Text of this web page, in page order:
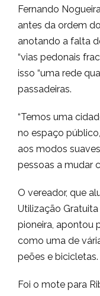
Fernando
antes da ordem
anotando a falta
“vias pedonais
isso “uma rede
passadeiras.
“Temos uma
no espaço
aos modos
pessoas a mudar
O vereador, que
Utilização
pioneira, apontou
como uma de
peões e bicicletas.
Foi o mote para